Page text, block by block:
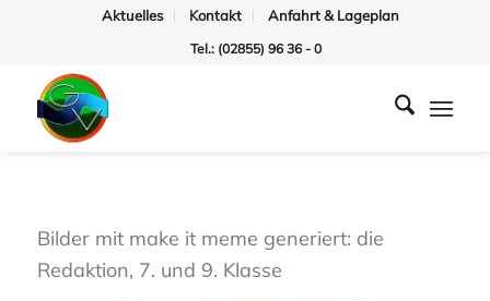
Aktuelles Kontakt Anfahrt & Lageplan
Tel.: (02855) 96 36 - 0
Bilder mit make it meme generiert: die
Redaktion, 7. und 9. Klasse